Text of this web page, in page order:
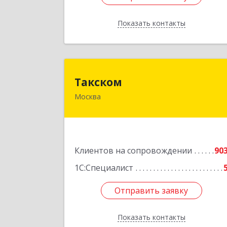
Показать контакты
Назад
Такском
Москва
Клиентов на сопровождении
1С:Специалист
Отправить заявку
Показать контакты
119034, Москва г, Барыковский пер,
Отправить заявку
Назад